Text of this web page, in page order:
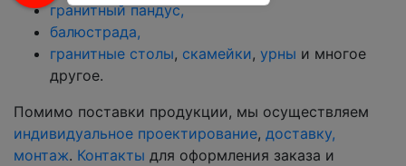
гранитный пандус,
балюстрада,
гранитные столы, скамейки, урны и многое
другое.
Помимо поставки продукции, мы осуществляем
индивидуальное проектирование, доставку,
монтаж. Контакты для оформления заказа и